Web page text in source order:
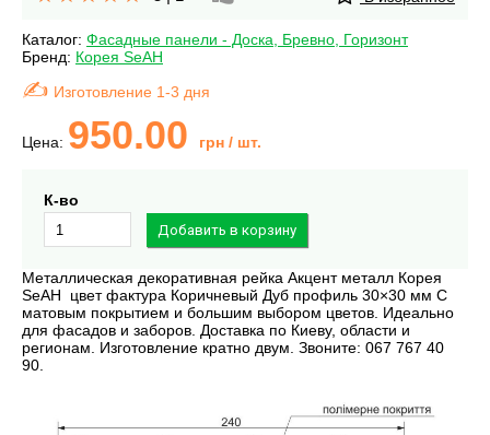
Каталог: Фасадные панели - Доска, Бревно, Горизонт
Бренд: Корея SeAH
Изготовление 1-3 дня
Цена: 950.00 грн / шт.
К-во
Металлическая декоративная рейка Акцент металл Корея
SeAH цвет фактура Коричневый Дуб профиль 30×30 мм С
матовым покрытием и большим выбором цветов. Идеально
для фасадов и заборов. Доставка по Киеву, области и
регионам. Изготовление кратно двум. Звоните: 067 767 40
90.